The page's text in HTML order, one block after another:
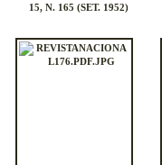
15, N. 165 (SET. 1952)